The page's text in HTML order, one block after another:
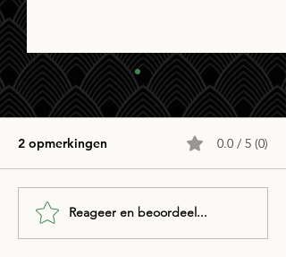
Café ZILT PopQuiz
2 opmerkingen 0.0 / 5 (0)
Reageer en beoordeel...